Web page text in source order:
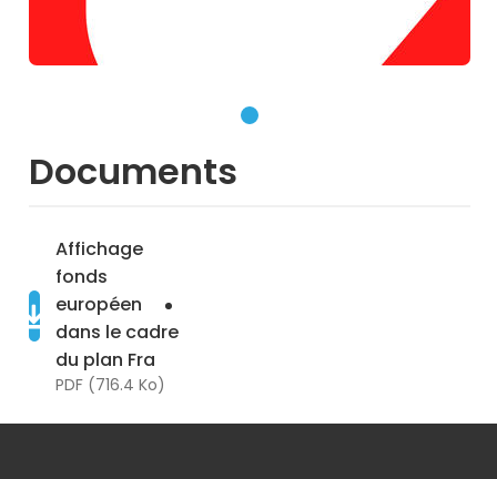
Documents
Affichage
fonds
européen
dans le cadre
du plan Fra
PDF (716.4 Ko)